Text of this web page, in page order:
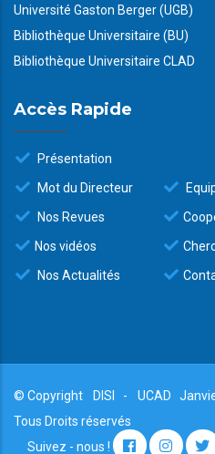
Université Gaston Berger (UGB)
Bibliothèque Universitaire (BU)
Bibliothèque Universitaire CLAD
Accès Rapide
Présentation
Mot du Directeur
Nos Revues
Nos vidéos
Nos Actualités
© Copyright DISI - UCAD
Tous Droits réservés
Suivez - nous !